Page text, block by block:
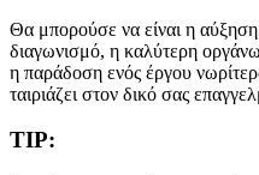
Θα μπορούσε να είναι η
διαγωνισμό, η καλύτερη
η παράδοση ενός έργου
ταιριάζει στον δικό σας
TIP: